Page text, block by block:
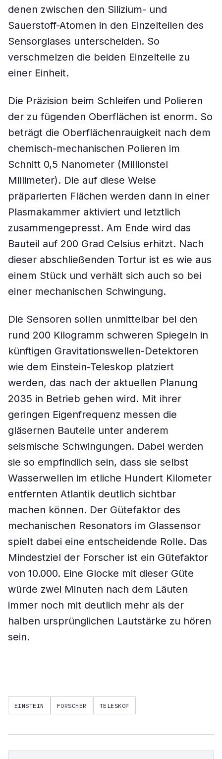
denen zwischen den Silizium- und
Sauerstoff-Atomen in den Einzelteilen des
Sensorglases unterscheiden. So
verschmelzen die beiden Einzelteile zu
einer Einheit.
Die Präzision beim Schleifen und Polieren
der zu fügenden Oberflächen ist enorm. So
beträgt die Oberflächenrauigkeit nach dem
chemisch-mechanischen Polieren im
Schnitt 0,5 Nanometer (Millionstel
Millimeter). Die auf diese Weise
präparierten Flächen werden dann in einer
Plasmakammer aktiviert und letztlich
zusammengepresst. Am Ende wird das
Bauteil auf 200 Grad Celsius erhitzt. Nach
dieser abschließenden Tortur ist es wie aus
einem Stück und verhält sich auch so bei
einer mechanischen Schwingung.
Die Sensoren sollen unmittelbar bei den
rund 200 Kilogramm schweren Spiegeln in
künftigen Gravitationswellen-Detektoren
wie dem Einstein-Teleskop platziert
werden, das nach der aktuellen Planung
2035 in Betrieb gehen wird. Mit ihrer
geringen Eigenfrequenz messen die
gläsernen Bauteile unter anderem
seismische Schwingungen. Dabei werden
sie so empfindlich sein, dass sie selbst
Wasserwellen im etliche Hundert Kilometer
entfernten Atlantik deutlich sichtbar
machen können. Der Gütefaktor des
mechanischen Resonators im Glassensor
spielt dabei eine entscheidende Rolle. Das
Mindestziel der Forscher ist ein Gütefaktor
von 10.000. Eine Glocke mit dieser Güte
würde zwei Minuten nach dem Läuten
immer noch mit deutlich mehr als der
halben ursprünglichen Lautstärke zu hören
sein.
EINSTEIN FORSCHER TELESKOP